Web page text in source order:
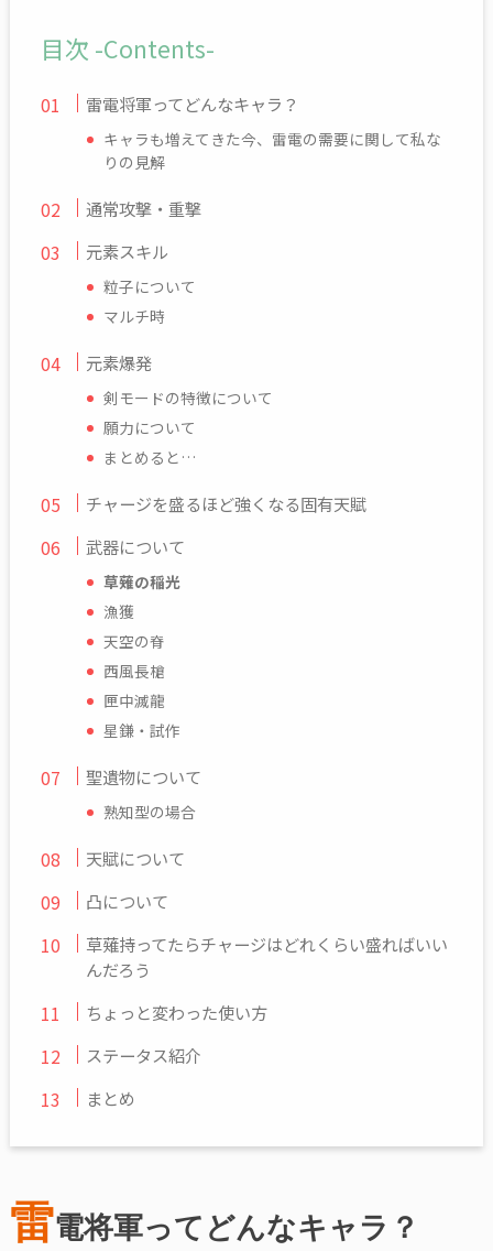
目次 -Contents-
雷電将軍ってどんなキャラ？
キャラも増えてきた今、雷電の需要に関して私な
りの見解
通常攻撃・重撃
元素スキル
粒子について
マルチ時
元素爆発
剣モードの特徴について
願力について
まとめると…
チャージを盛るほど強くなる固有天賦
武器について
草薙の稲光
漁獲
天空の脊
西風長槍
匣中滅龍
星鎌・試作
聖遺物について
熟知型の場合
天賦について
凸について
草薙持ってたらチャージはどれくらい盛ればいい
んだろう
ちょっと変わった使い方
ステータス紹介
まとめ
雷電将軍ってどんなキャラ？